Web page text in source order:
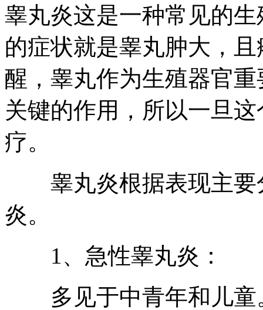
睾丸炎这是一种常见的
的症状就是睾丸肿大，
醒，睾丸作为生殖器官
关键的作用，所以一旦
疗。
睾丸炎根据表现主要
炎。
1、急性睾丸炎：
多见于中青年和儿童